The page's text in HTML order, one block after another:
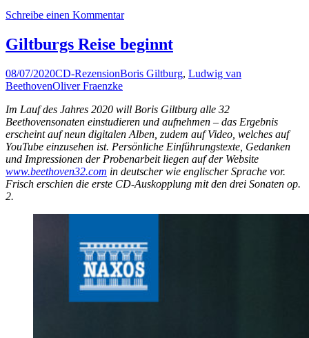
Schreibe einen Kommentar
Giltburgs Reise beginnt
08/07/2020CD-RezensionBoris Giltburg, Ludwig van
BeethovenOliver Fraenzke
Im Lauf des Jahres 2020 will Boris Giltburg alle 32
Beethovensonaten einstudieren und aufnehmen – das Ergebnis
erscheint auf neun digitalen Alben, zudem auf Video, welches auf
YouTube einzusehen ist. Persönliche Einführungstexte, Gedanken
und Impressionen der Probenarbeit liegen auf der Website
www.beethoven32.com in deutscher wie englischer Sprache vor.
Frisch erschien die erste CD-Auskopplung mit den drei Sonaten op.
2.